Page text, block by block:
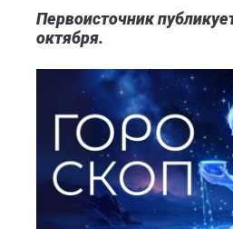
Первоисточник
октября.